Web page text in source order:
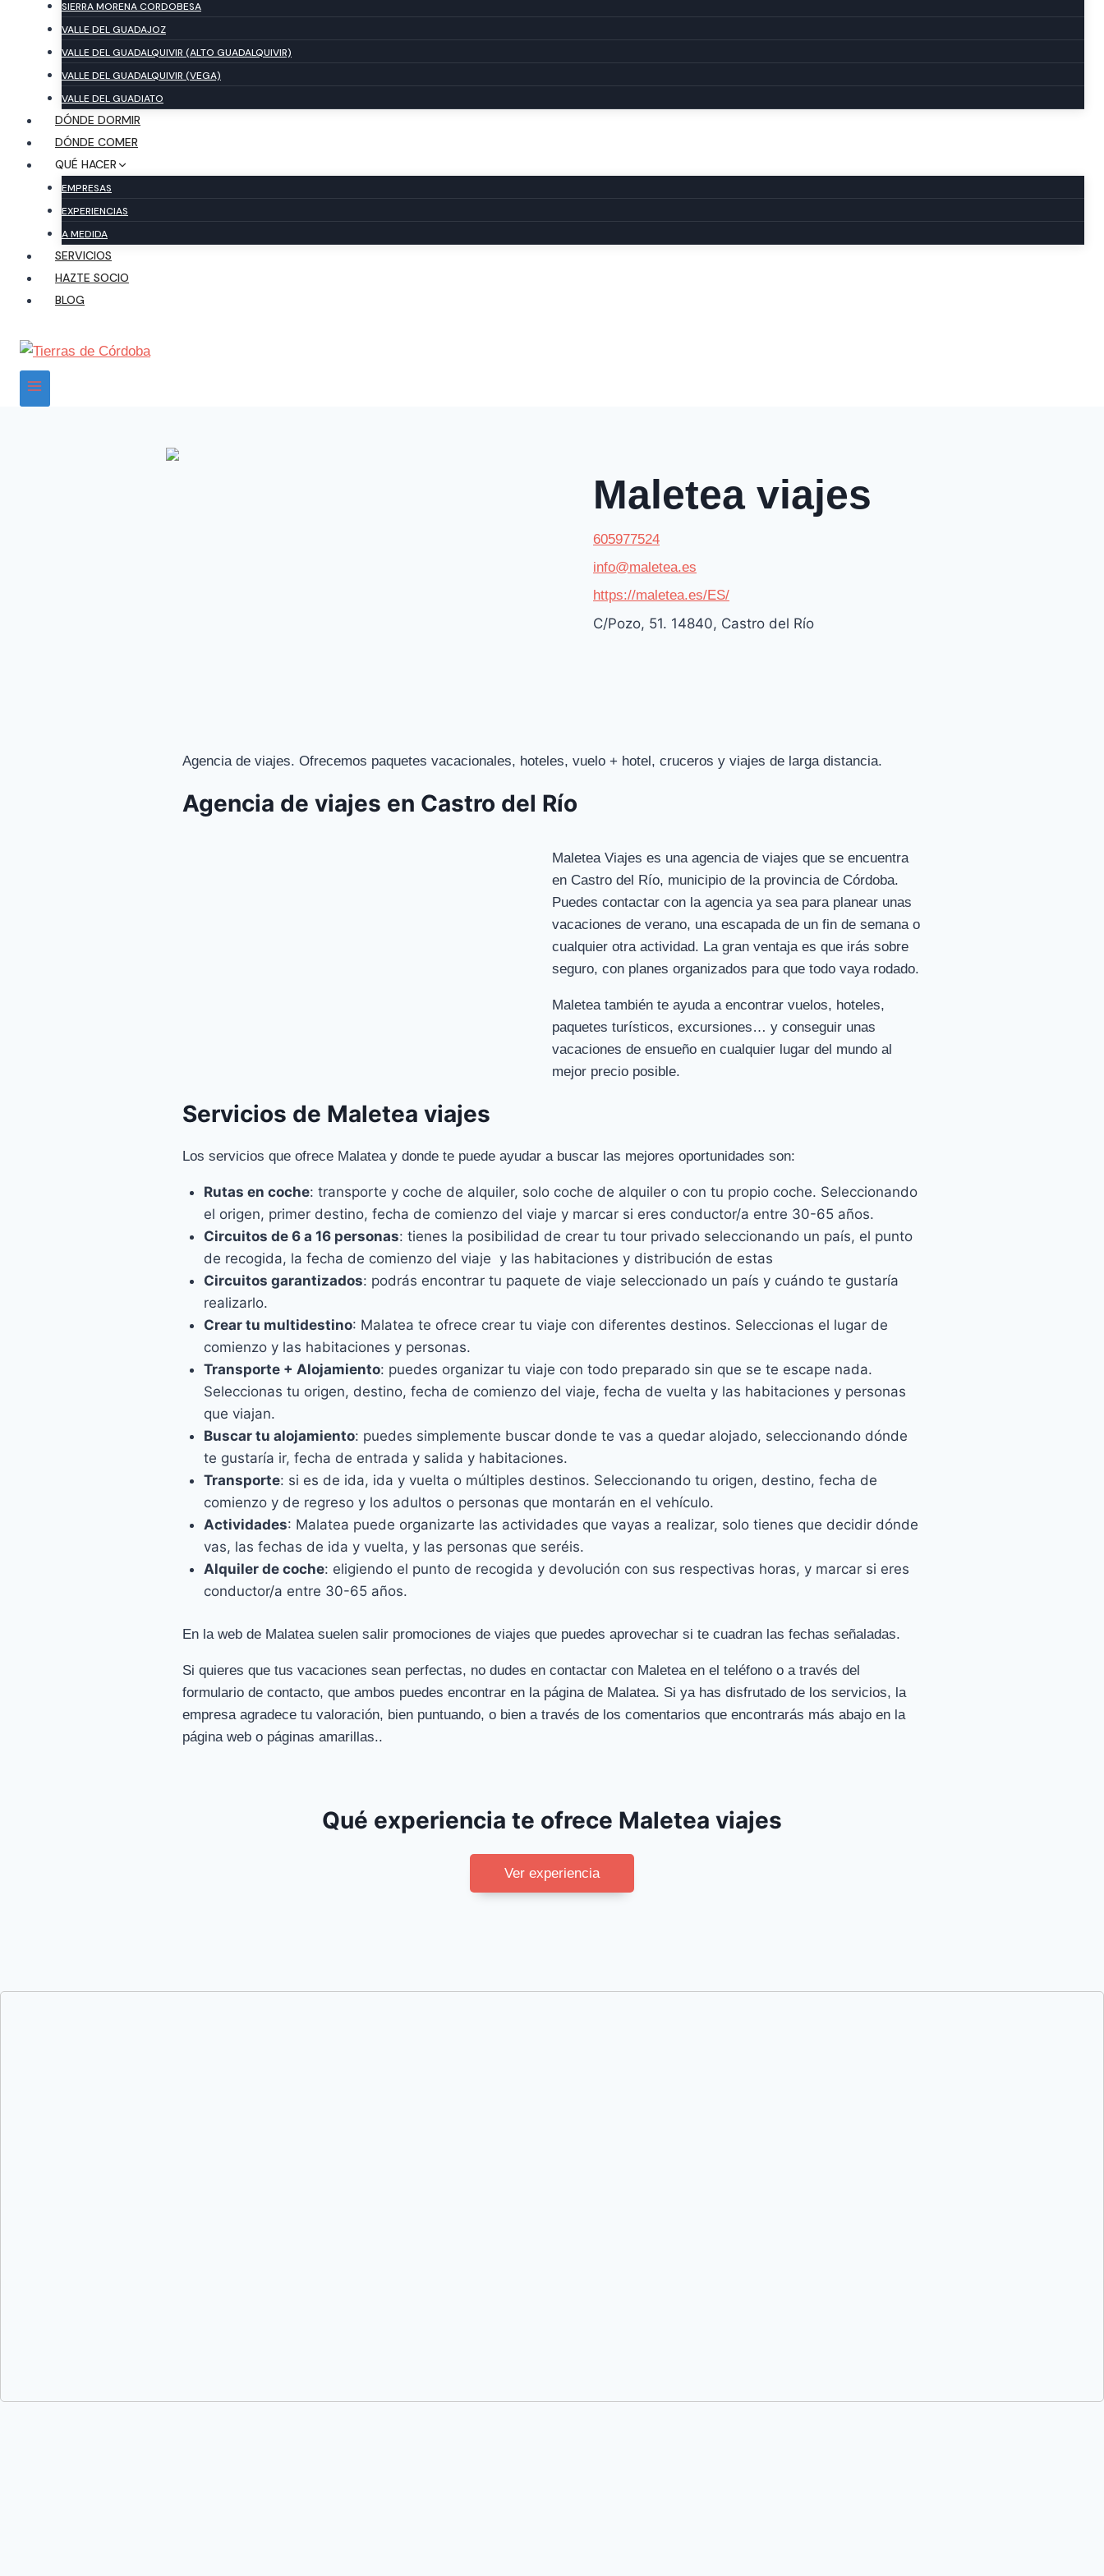
SIERRA MORENA CORDOBESA
VALLE DEL GUADAJOZ
VALLE DEL GUADALQUIVIR (ALTO GUADALQUIVIR)
VALLE DEL GUADALQUIVIR (VEGA)
VALLE DEL GUADIATO
DÓNDE DORMIR
DÓNDE COMER
QUÉ HACER
EMPRESAS
EXPERIENCIAS
A MEDIDA
SERVICIOS
HAZTE SOCIO
BLOG
Maletea viajes
605977524
info@maletea.es
https://maletea.es/ES/
C/Pozo, 51. 14840, Castro del Río
Agencia de viajes. Ofrecemos paquetes vacacionales, hoteles, vuelo + hotel, cruceros y viajes de larga distancia.
Agencia de viajes en Castro del Río
Maletea Viajes es una agencia de viajes que se encuentra
en Castro del Río, municipio de la provincia de Córdoba.
Puedes contactar con la agencia ya sea para planear unas
vacaciones de verano, una escapada de un fin de semana o
cualquier otra actividad. La gran ventaja es que irás sobre
seguro, con planes organizados para que todo vaya rodado.
Maletea también te ayuda a encontrar vuelos, hoteles,
paquetes turísticos, excursiones… y conseguir unas
vacaciones de ensueño en cualquier lugar del mundo al
mejor precio posible.
Servicios de Maletea viajes
Los servicios que ofrece Malatea y donde te puede ayudar a buscar las mejores oportunidades son:
Rutas en coche: transporte y coche de alquiler, solo coche de alquiler o con tu propio coche. Seleccionando
el origen, primer destino, fecha de comienzo del viaje y marcar si eres conductor/a entre 30-65 años.
Circuitos de 6 a 16 personas: tienes la posibilidad de crear tu tour privado seleccionando un país, el punto
de recogida, la fecha de comienzo del viaje y las habitaciones y distribución de estas
Circuitos garantizados: podrás encontrar tu paquete de viaje seleccionado un país y cuándo te gustaría
realizarlo.
Crear tu multidestino: Malatea te ofrece crear tu viaje con diferentes destinos. Seleccionas el lugar de
comienzo y las habitaciones y personas.
Transporte + Alojamiento: puedes organizar tu viaje con todo preparado sin que se te escape nada.
Seleccionas tu origen, destino, fecha de comienzo del viaje, fecha de vuelta y las habitaciones y personas
que viajan.
Buscar tu alojamiento: puedes simplemente buscar donde te vas a quedar alojado, seleccionando dónde
te gustaría ir, fecha de entrada y salida y habitaciones.
Transporte: si es de ida, ida y vuelta o múltiples destinos. Seleccionando tu origen, destino, fecha de
comienzo y de regreso y los adultos o personas que montarán en el vehículo.
Actividades: Malatea puede organizarte las actividades que vayas a realizar, solo tienes que decidir dónde
vas, las fechas de ida y vuelta, y las personas que seréis.
Alquiler de coche: eligiendo el punto de recogida y devolución con sus respectivas horas, y marcar si eres
conductor/a entre 30-65 años.
En la web de Malatea suelen salir promociones de viajes que puedes aprovechar si te cuadran las fechas señaladas.
Si quieres que tus vacaciones sean perfectas, no dudes en contactar con Maletea en el teléfono o a través del
formulario de contacto, que ambos puedes encontrar en la página de Malatea. Si ya has disfrutado de los servicios, la
empresa agradece tu valoración, bien puntuando, o bien a través de los comentarios que encontrarás más abajo en la
página web o páginas amarillas..
Qué experiencia te ofrece Maletea viajes
Ver experiencia